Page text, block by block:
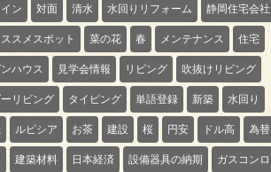
ン 対面 清水 水回りリフォーム 静岡住宅会社
スメスポット 菜の花 春 メンテナンス 住宅
ハウス 見学会情報 リビング 吹抜けリビング
リビング タイピング 単語登録 新築 水回り
ルピシア お茶 建設 桜 円安 ドル高 為替
建築材料 日本経済 設備器具の納期 ガスコンロ